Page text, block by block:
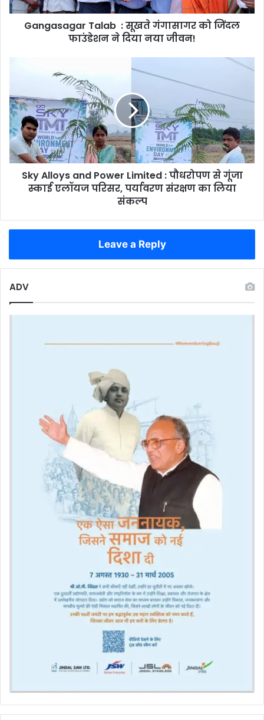
ने
Gangasagar Talab : सूखते गंगासागर को जिंदल
फाउंडेशन ने दिया नया जीवन!
Power
Limited
:
पौधरोपण
से
गूंजा
स्काई
एलॉयज
संरक्षण
संकल्प
Sky Alloys and Power Limited : पौधरोपण से गूंजा
स्काई एलॉयज परिसर, पर्यावरण संरक्षण का लिया
संकल्प
Leave a Reply
ADV